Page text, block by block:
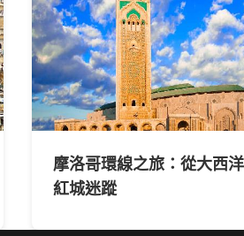
摩洛哥環線之旅：從大西
紅城迷蹤